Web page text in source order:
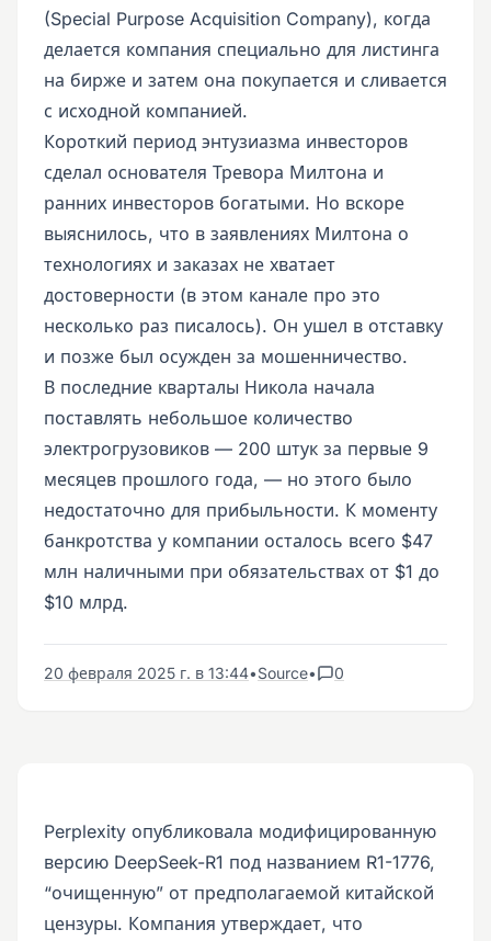
(Special Purpose Acquisition Company), когда
делается компания специально для листинга
на бирже и затем она покупается и сливается
с исходной компанией.
Короткий период энтузиазма инвесторов
сделал основателя Тревора Милтона и
ранних инвесторов богатыми. Но вскоре
выяснилось, что в заявлениях Милтона о
технологиях и заказах не хватает
достоверности (в этом канале про это
несколько раз писалось). Он ушел в отставку
и позже был осужден за мошенничество.
В последние кварталы Никола начала
поставлять небольшое количество
электрогрузовиков — 200 штук за первые 9
месяцев прошлого года, — но этого было
недостаточно для прибыльности. К моменту
банкротства у компании осталось всего $47
млн наличными при обязательствах от $1 до
$10 млрд.
20 февраля 2025 г. в 13:44•Source• 0
Perplexity опубликовала модифицированную
версию DeepSeek-R1 под названием R1-1776,
“очищенную” от предполагаемой китайской
цензуры. Компания утверждает, что